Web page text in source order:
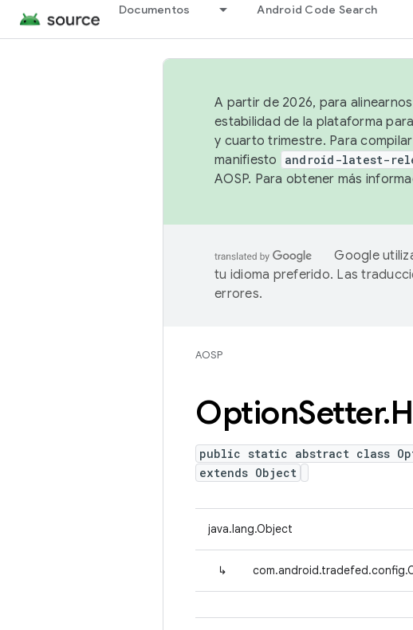
Documentos Android Code Search
A partir de 2026, para
estabilidad de la plataforma
y cuarto trimestre. Para
manifiesto
android-latest-
AOSP. Para obtener más
Google
tu idioma preferido. Las
errores.
AOSP
OptionSetter.
public static abstract class
extends Object
java.lang.Object
↳